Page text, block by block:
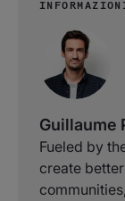
Guillaume
Fueled by
create